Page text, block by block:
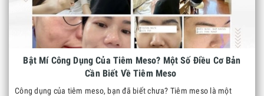
Bật Mí Công Dụng Của Tiêm Meso? Một Số Điều Cơ Bản
Cần Biết Về Tiêm Meso
Công dụng của tiêm meso, bạn đã biết chưa? Tiêm meso là một